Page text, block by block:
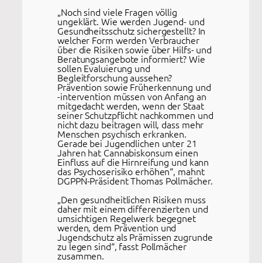
„Noch sind viele Fragen völlig
ungeklärt. Wie werden Jugend- und
Gesundheitsschutz sichergestellt? In
welcher Form werden Verbraucher
über die Risiken sowie über Hilfs- und
Beratungsangebote informiert? Wie
sollen Evaluierung und
Begleitforschung aussehen?
Prävention sowie Früherkennung und
-intervention müssen von Anfang an
mitgedacht werden, wenn der Staat
seiner Schutzpflicht nachkommen und
nicht dazu beitragen will, dass mehr
Menschen psychisch erkranken.
Gerade bei Jugendlichen unter 21
Jahren hat Cannabiskonsum einen
Einfluss auf die Hirnreifung und kann
das Psychoserisiko erhöhen“, mahnt
DGPPN-Präsident Thomas Pollmächer.
„Den gesundheitlichen Risiken muss
daher mit einem differenzierten und
umsichtigen Regelwerk begegnet
werden, dem Prävention und
Jugendschutz als Prämissen zugrunde
zu legen sind“, fasst Pollmächer
zusammen.